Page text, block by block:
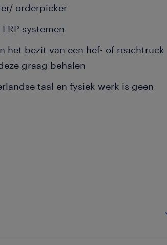
orderpicker
systemen
het bezit van een hef- of reachtruck
graag behalen
taal en fysiek werk is geen
werk je 40 uur per week in
kunnen wisselen of later nog
het bedrijf groeiende is, zal ook in
en zullen delen van het magazijn nog
Jouw werkzaamheden bestaan uit: